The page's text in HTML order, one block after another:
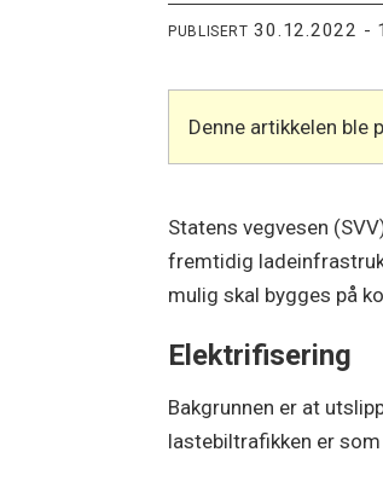
PUBLISERT 30.12.2022 -
Denne artikkelen ble
Statens vegvesen
fremtidig
mulig skal bygges på
Elektrifisering
Bakgrunnen er at
lastebiltrafikken er